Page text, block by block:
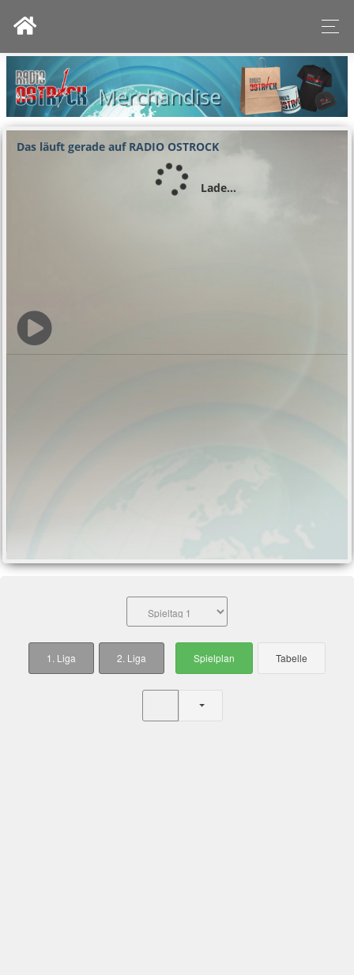
Das läuft gerade auf RADIO OSTROCK
Lade...
1. Liga 2. Liga Spielplan Tabelle
Ein-/ausblenden